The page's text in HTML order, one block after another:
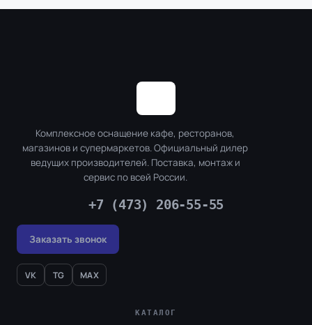
Комплексное оснащение кафе, ресторанов,
магазинов и супермаркетов. Официальный дилер
ведущих производителей. Поставка, монтаж и
сервис по всей России.
+7 (473) 206-55-55
Заказать звонок
VK TG MAX
КАТАЛОГ